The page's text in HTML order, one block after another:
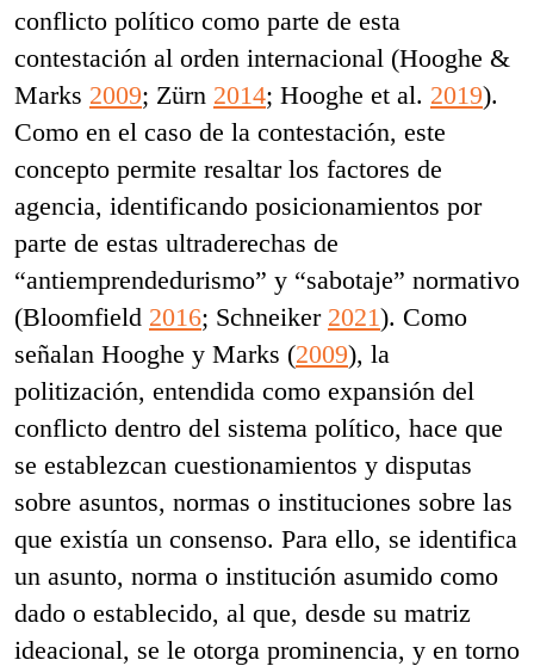
conflicto político como parte de esta
contestación al orden internacional (Hooghe &
Marks 2009; Zürn 2014; Hooghe et al. 2019).
Como en el caso de la contestación, este
concepto permite resaltar los factores de
agencia, identificando posicionamientos por
parte de estas ultraderechas de
“antiemprendedurismo” y “sabotaje” normativo
(Bloomfield 2016; Schneiker 2021). Como
señalan Hooghe y Marks (2009), la
politización, entendida como expansión del
conflicto dentro del sistema político, hace que
se establezcan cuestionamientos y disputas
sobre asuntos, normas o instituciones sobre las
que existía un consenso. Para ello, se identifica
un asunto, norma o institución asumido como
dado o establecido, al que, desde su matriz
ideacional, se le otorga prominencia, y en torno